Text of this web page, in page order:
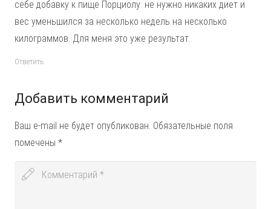
себе добавку к пище Порциолу: не нужно никаких диет и
вес уменьшился за несколько недель на несколько
килограммов. Для меня это уже результат.
Ответить
Добавить комментарий
Ваш e-mail не будет опубликован. Обязательные поля
помечены *